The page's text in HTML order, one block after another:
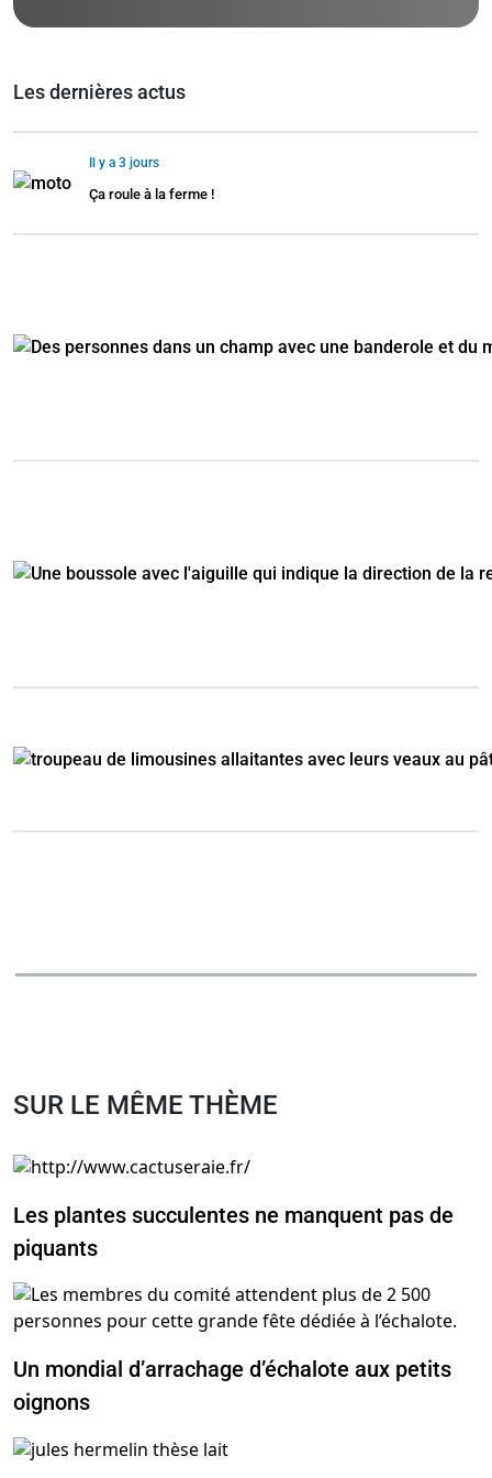
Les dernières actus
Il y a 3 jours
Ça roule à la ferme !
SUR LE MÊME THÈME
Les plantes succulentes ne manquent pas de
piquants
Un mondial d’arrachage d’échalote aux petits
oignons